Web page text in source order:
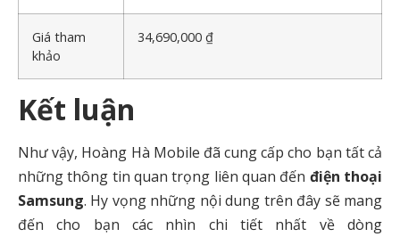
Giá tham
khảo
34,690,000 ₫
Kết luận
Như vậy, Hoàng Hà Mobile đã cung cấp cho bạn tất cả
những thông tin quan trọng liên quan đến điện thoại
Samsung. Hy vọng những nội dung trên đây sẽ mang
đến cho bạn các nhìn chi tiết nhất về dòng